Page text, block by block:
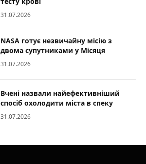
31.07.2026
NASA готує незвичайну місію з
двома супутниками у Місяця
31.07.2026
Вчені назвали найефективніший
спосіб охолодити міста в спеку
31.07.2026